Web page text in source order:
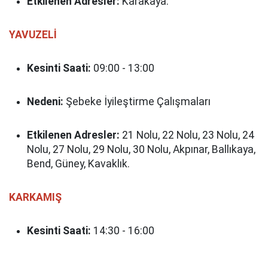
YAVUZELİ
Kesinti Saati: 09:00 - 13:00
Nedeni: Şebeke İyileştirme Çalışmaları
Etkilenen Adresler: 21 Nolu, 22 Nolu, 23 Nolu, 24
Nolu, 27 Nolu, 29 Nolu, 30 Nolu, Akpınar, Ballıkaya,
Bend, Güney, Kavaklık.
KARKAMIŞ
Kesinti Saati: 14:30 - 16:00